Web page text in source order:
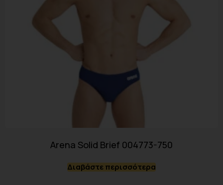
Arena Solid Brief 004773-750
Διαβάστε περισσότερα